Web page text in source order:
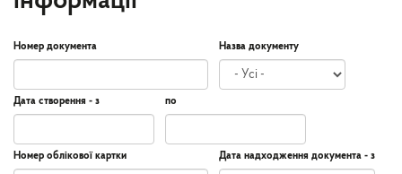
Номер документа Назва документу
Дата створення - з
Дата
Дата
створення
по
Номер облікової картки Дата надходження документа - з